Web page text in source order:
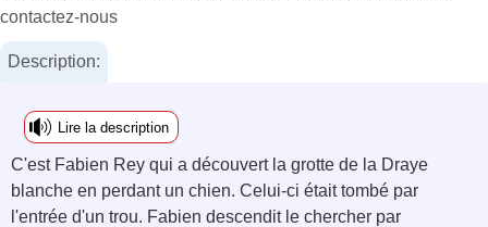
contactez-nous
Description:
Lire la description
C'est Fabien Rey qui a découvert la grotte de la Draye
blanche en perdant un chien. Celui-ci était tombé par
l'entrée d'un trou. Fabien descendit le chercher par